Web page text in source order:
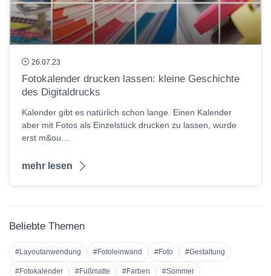
26.07.23
Fotokalender drucken lassen: kleine Geschichte
des Digitaldrucks
Kalender gibt es natürlich schon lange. Einen Kalender
aber mit Fotos als Einzelstück drucken zu lassen, wurde
erst m&ou…
mehr lesen
Beliebte Themen
#Layoutanwendung #Fotoleinwand #Foto #Gestaltung
#Fotokalender #Fußmatte #Farben #Sommer